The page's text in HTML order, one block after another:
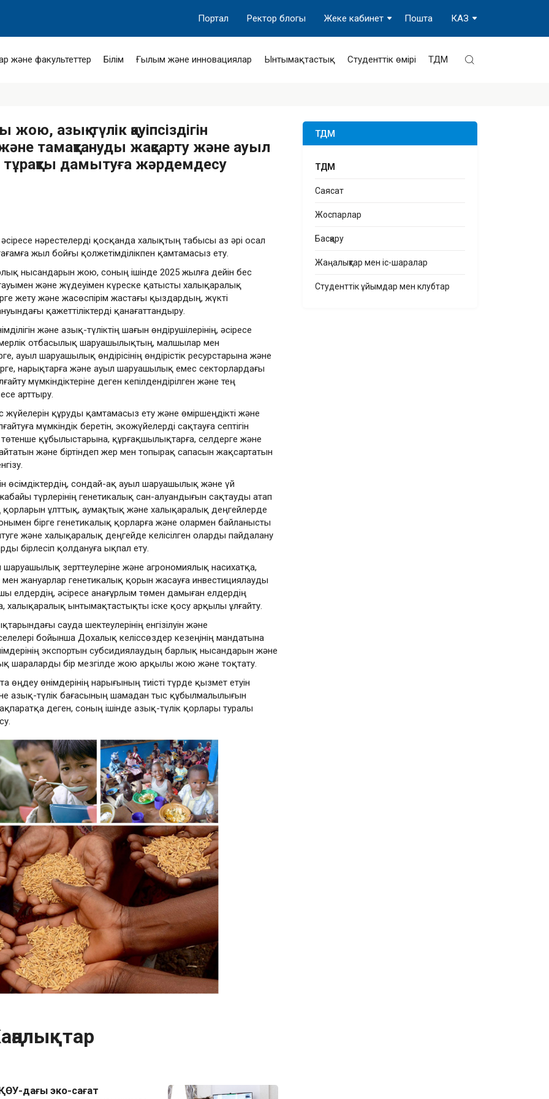
КАЗ
Пошта
Жеке кабинет
Ректор блогы
Портал
және факультеттер Білім Ғылым және инновациялар Ынтымақтастық Студенттік өмірі ТДМ
азық-түлік қауіпсіздігін
тамақтануды жақсарту және ауыл
дамытуға жәрдемдесу
нәрестелерді қосқанда халықтың табысы аз әрі осал
жыл бойғы қолжетімділікпен қамтамасыз ету.
нысандарын жою, соның ішінде 2025 жылға дейін бес
және жүдеуімен күреске қатысты халықаралық
жету және жасөспірім жастағы қыздардың, жүкті
қажеттіліктерді қанағаттандыру.
және азық-түліктің шағын өндірушілерінің, әсіресе
отбасылық шаруашылықтың, малшылар мен
шаруашылық өндірісінің өндірістік ресурстарына және
нарықтарға және ауыл шаруашылық емес секторлардағы
мүмкіндіктеріне деген кепілдендірілген және тең
арттыру.
жүйелерін құруды қамтамасыз ету және өміршеңдікті және
мүмкіндік беретін, экожүйелерді сақтауға септігін
төтенше құбылыстарына, құрғақшылықтарға, селдерге және
және біртіндеп жер мен топырақ сапасын жақсартатын
.
өсімдіктердің, сондай-ақ ауыл шаруашылық және үй
түрлерінің генетикалық сан-алуандығын сақтауды атап
қорларын ұлттық, аумақтық және халықаралық деңгейлерде
бірге генетикалық қорларға және олармен байланысты
және халықаралық деңгейде келісілген оларды пайдалану
бірлесіп қолдануға ықпал ету.
зерттеулеріне және агрономиялық насихатқа,
жануарлар генетикалық қорын жасауға инвестициялауды
елдердің, әсіресе анағұрлым төмен дамыған елдердің
халықаралық ынтымақтастықты іске қосу арқылы ұлғайту.
сауда шектеулерінің енгізілуін және
бойынша Дохалық келіссөздер кезеңінің мандатына
экспортын субсидиялаудың барлық нысандарын және
шараларды бір мезгілде жою арқылы жою және тоқтату.
өнімдерінің нарығының тиісті түрде қызмет етуін
азық-түлік бағасының шамадан тыс құбылмалылығын
деген, соның ішінде азық-түлік қорлары туралы
.
дағы эко-сағат
ТДМ
ТДМ
Саясат
Жоспарлар
Басқару
Жаңалықтар мен іс-шаралар
Студенттік ұйымдар мен клубтар